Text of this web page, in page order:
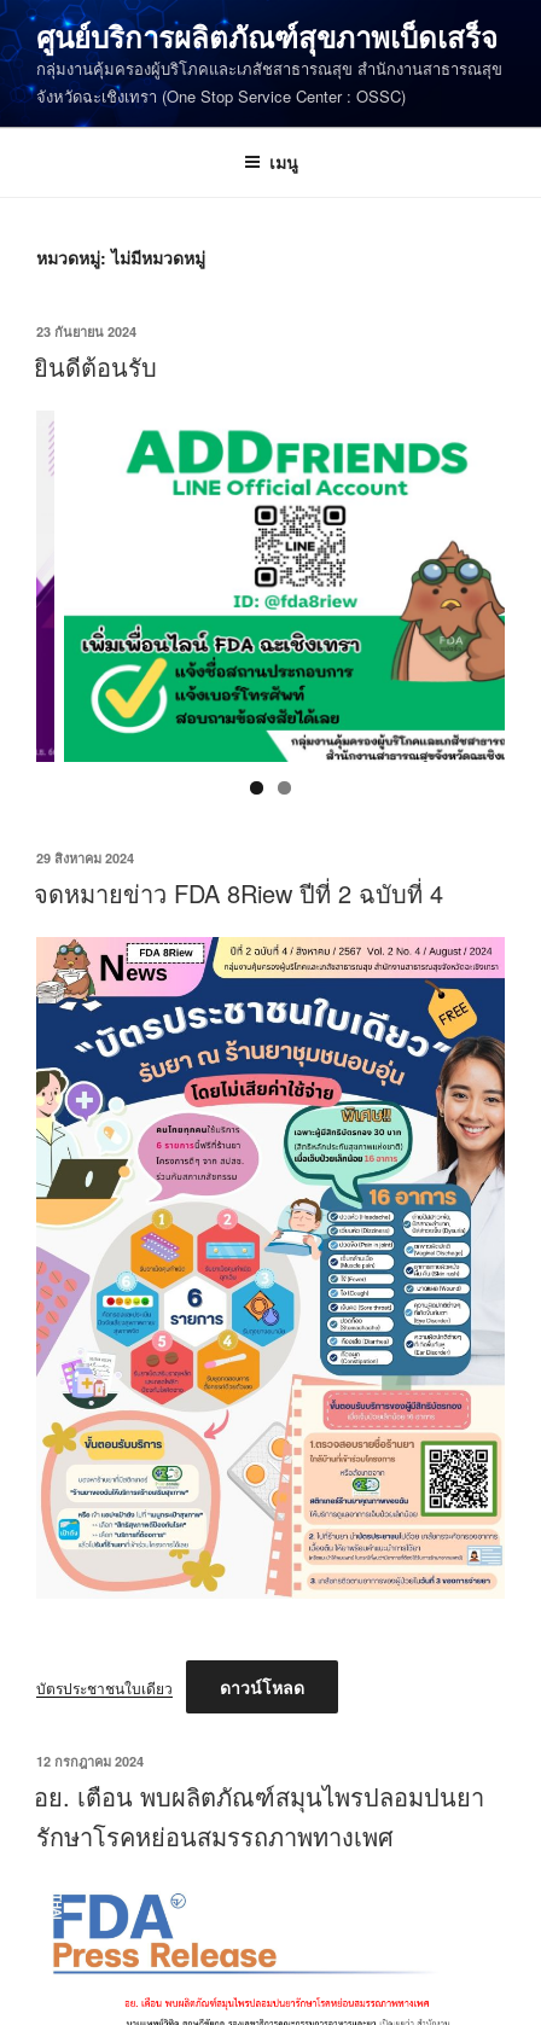
ข้าม
ไป
ศูนย์บริการผลิตภัณฑ์สุขภาพเบ็ดเสร็จ
กลุ่มงานคุ้มครองผู้บริโภคและเภสัชสาธารณสุข สำนักงานสาธารณสุข
จังหวัดฉะเชิงเทรา (One Stop Service Center : OSSC)
เมนู
หมวดหมู่:ไม่มีหมวดหมู่
เขียน
วัน
ที่
23 กันยายน 2024
ยินดีต้อนรับ
เขียน
ที่
29 สิงหาคม 2024
จดหมายข่าว FDA 8Riew ปีที่ 2 ฉบับที่ 4
บัตรประชาชนใบเดียว ดาวน์โหลด
เขียน
ที่
12 กรกฎาคม 2024
อย. เตือน พบผลิตภัณฑ์สมุนไพรปลอมปนยา
รักษาโรคหย่อนสมรรถภาพทางเพศ